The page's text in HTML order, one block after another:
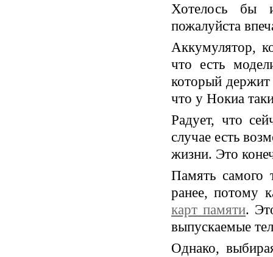
Хотелось бы
пожалуйста
Аккумулятор,
что есть
который
что у Нокиа
Радует, что
случае есть
жизни. Это
Память самого
ранее, потому
карт памяти.
выпускаемые
Однако,